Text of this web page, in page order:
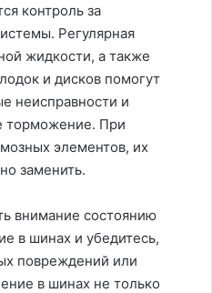
контроль за
Регулярная
жидкости, а также
и дисков помогут
неисправности и
торможение. При
элементов, их
заменить.
внимание состоянию
в шинах и убедитесь,
повреждений или
в шинах не только